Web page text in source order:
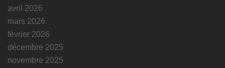
avril 2026
mars 2026
février 2026
décembre 2025
novembre 2025